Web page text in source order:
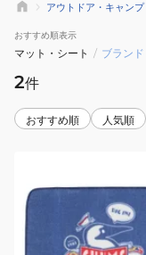
アウトドア・キャンプ
おすすめ順表示
マット・シート / ブランド
2件
おすすめ順 人気順
ム
ス